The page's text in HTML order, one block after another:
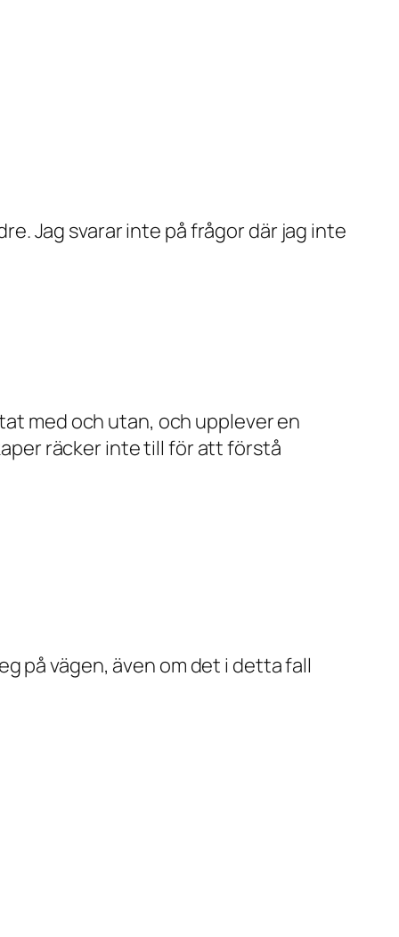
Jag svarar inte på frågor där jag inte
med och utan, och upplever en
räcker inte till för att förstå
på vägen, även om det i detta fall